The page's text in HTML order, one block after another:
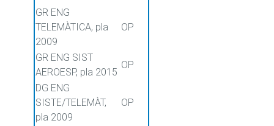
GR ENG
TELEMÀTICA, pla
2009
OP
GR ENG SIST
AEROESP, pla 2015
OP
DG ENG
SISTE/TELEMÀT,
pla 2009
OP